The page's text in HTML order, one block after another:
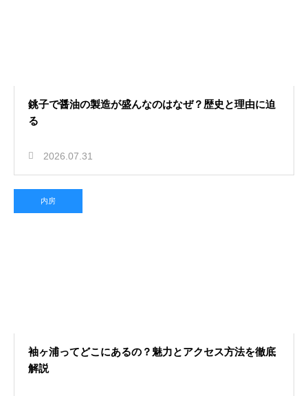
銚子で醤油の製造が盛んなのはなぜ？歴史と理由に迫
る
2026.07.31
内房
袖ヶ浦ってどこにあるの？魅力とアクセス方法を徹底
解説